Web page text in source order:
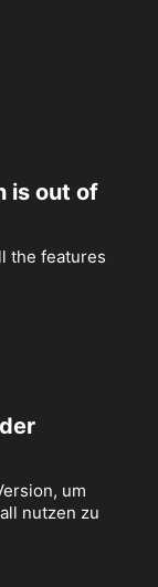
is out of
the features
um
nutzen zu